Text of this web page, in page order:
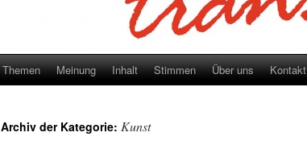
Themen Meinung Inhalt Stimmen Über uns Kontakt
Archiv der Kategorie: Kunst